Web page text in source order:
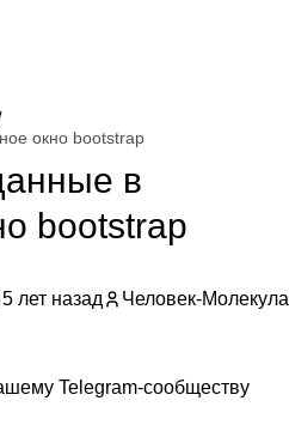
окно bootstrap
в
bootstrap
5 лет назад Человек-Молекула
Telegram-сообществу